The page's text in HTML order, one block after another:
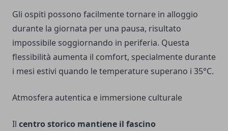
Gli ospiti possono facilmente tornare in alloggio
durante la giornata per una pausa, risultato
impossibile soggiornando in periferia. Questa
flessibilità aumenta il comfort, specialmente durante
i mesi estivi quando le temperature superano i 35°C.
Atmosfera autentica e immersione culturale
Il centro storico mantiene il fascino